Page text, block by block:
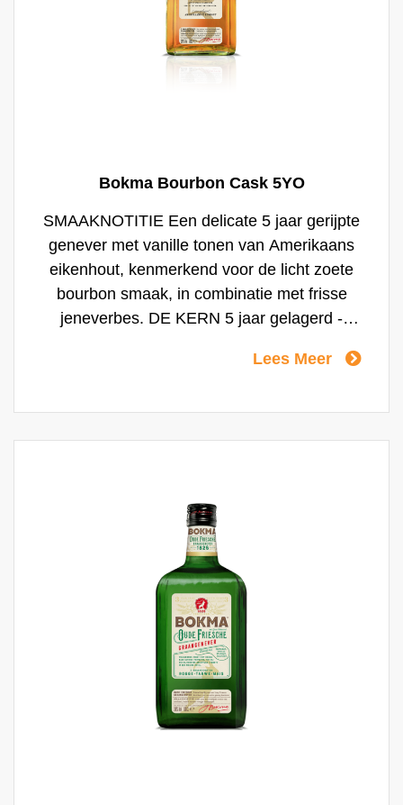
Bokma Bourbon Cask 5YO
SMAAKNOTITIE Een delicate 5 jaar gerijpte
genever met vanille tonen van Amerikaans
eikenhout, kenmerkend voor de licht zoete
bourbon smaak, in combinatie met frisse
jeneverbes. DE KERN 5 jaar gelagerd -
perfecte blend van Amerikaans eikenhout en
Bourbon Cask drink je het beste puur op
kamertemperatuur of als kopstoot samen
Lees Meer